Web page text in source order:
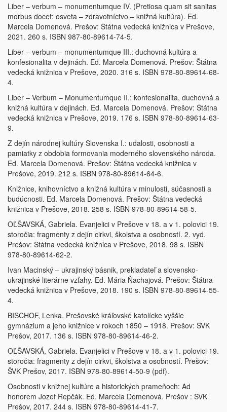
Liber – verbum – monumentumque IV. (Pretiosa quam sit sanitas
morbus docet: osveta – zdravotníctvo – knižná kultúra). Ed.
Marcela Domenová. Prešov: Štátna vedecká knižnica v Prešove,
2021. 260 s. ISBN 987-80-89614-74-5.
Liber – verbum – monumentumque III.: duchovná kultúra a
konfesionalita v dejinách. Ed. Marcela Domenová. Prešov: Štátna
vedecká knižnica v Prešove, 2020. 316 s. ISBN 978-80-89614-68-
4.
Liber – Verbum – Monumentumque II.: konfesionalita, duchovná a
knižná kultúra v dejinách. Ed. Marcela Domenová. Prešov: Štátna
vedecká knižnica v Prešove, 2019. 176 s. ISBN 978-80-89614-63-
9.
Z dejín národnej kultúry Slovenska I.: udalosti, osobnosti a
pamiatky z obdobia formovania moderného slovenského národa.
Ed. Marcela Domenová. Prešov: Štátna vedecká knižnica v
Prešove, 2019. 212 s. ISBN 978-80-89614-64-6.
Knižnice, knihovníctvo a knižná kultúra v minulosti, súčasnosti a
budúcnosti. Ed. Marcela Domenová. Prešov: Štátna vedecká
knižnica v Prešove, 2018. 258 s. ISBN 978-80-89614-58-5.
OĽŠAVSKÁ, Gabriela. Evanjelici v Prešove v 18. a v 1. polovici 19.
storočia: fragmenty z dejín cirkvi, školstva a osobností. 2. vyd.
Prešov: Štátna vedecká knižnica v Prešove, 2018. 98 s. ISBN
978-80-89614-62-2.
Ivan Macinský – ukrajinský básnik, prekladateľ a slovensko-
ukrajinské literárne vzťahy. Ed. Mária Ňachajová. Prešov: Štátna
vedecká knižnica v Prešove, 2018. 190 s. ISBN 978-80-89614-55-
4.
BISCHOF, Lenka. Prešovské kráľovské katolícke vyššie
gymnázium a jeho knižnice v rokoch 1850 – 1918. Prešov: ŠVK
Prešov, 2017. 136 s. ISBN 978-80-89614-46-2.
OĽŠAVSKÁ, Gabriela. Evanjelici v Prešove v 18. a v 1. polovici 19.
storočia: fragmenty z dejín cirkvi, školstva a osobností. Prešov:
ŠVK Prešov, 2017. ISBN 978-80-89614-50-9 (pdf).
Osobnosti v knižnej kultúre a historických prameňoch: Ad
honorem Jozef Repčák. Ed. Marcela Domenová. Prešov : ŠVK
Prešov, 2017. 244 s. ISBN 978-80-89614-41-7.